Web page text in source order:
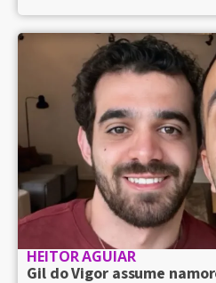
HEITOR AGUIAR
Gil do Vigor assume